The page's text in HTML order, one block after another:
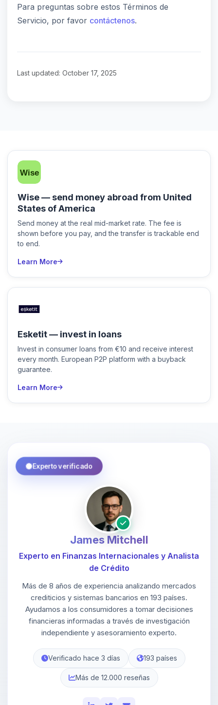
Para preguntas sobre estos Términos de
Servicio, por favor contáctenos.
Last updated: October 17, 2025
Wise — send money abroad from United
States of America
Send money at the real mid-market rate. The fee is
shown before you pay, and the transfer is trackable end
to end.
Learn More
Esketit — invest in loans
Invest in consumer loans from €10 and receive interest
every month. European P2P platform with a buyback
guarantee.
Learn More
Experto verificado
James Mitchell
Experto en Finanzas Internacionales y Analista
de Crédito
Más de 8 años de experiencia analizando mercados
crediticios y sistemas bancarios en 193 países.
Ayudamos a los consumidores a tomar decisiones
financieras informadas a través de investigación
independiente y asesoramiento experto.
Verificado hace 3 días 193 países
Más de 12.000 reseñas